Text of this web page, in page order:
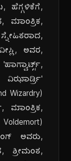
ಹೆಗ್ಗಳಿಕೆಗೆ,
ಮಾಂತ್ರಿಕ,
ಅವರ,
Wizardry)
ಮಾಂತ್ರಿಕ,
ಅವರು,
ಶ್ರೀಮಂತ,